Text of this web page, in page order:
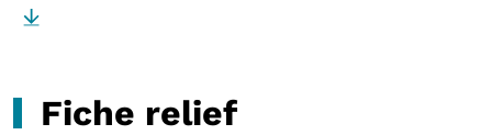
Fiche relief